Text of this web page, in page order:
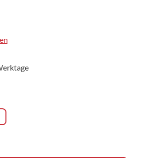
gewünschten Wert ein